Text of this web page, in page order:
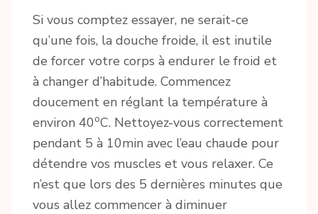
Si vous comptez essayer, ne serait-ce
qu’une fois, la douche froide, il est inutile
de forcer votre corps à endurer le froid et
à changer d’habitude. Commencez
doucement en réglant la température à
environ 40oC. Nettoyez-vous correctement
pendant 5 à 10min avec l’eau chaude pour
détendre vos muscles et vous relaxer. Ce
n’est que lors des 5 dernières minutes que
vous allez commencer à diminuer